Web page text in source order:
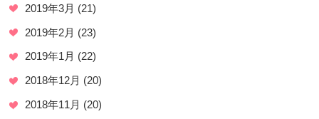
2019年3月 (21)
2019年2月 (23)
2019年1月 (22)
2018年12月 (20)
2018年11月 (20)